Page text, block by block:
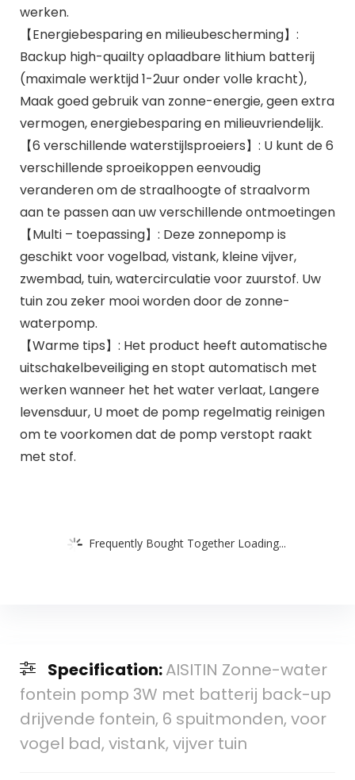
werken.
【Energiebesparing en milieubescherming】:
Backup high-quailty oplaadbare lithium batterij
(maximale werktijd 1-2uur onder volle kracht),
Maak goed gebruik van zonne-energie, geen extra
vermogen, energiebesparing en milieuvriendelijk.
【6 verschillende waterstijlsproeiers】: U kunt de 6
verschillende sproeikoppen eenvoudig
veranderen om de straalhoogte of straalvorm
aan te passen aan uw verschillende ontmoetingen
【Multi – toepassing】: Deze zonnepomp is
geschikt voor vogelbad, vistank, kleine vijver,
zwembad, tuin, watercirculatie voor zuurstof. Uw
tuin zou zeker mooi worden door de zonne-
waterpomp.
【Warme tips】: Het product heeft automatische
uitschakelbeveiliging en stopt automatisch met
werken wanneer het het water verlaat, Langere
levensduur, U moet de pomp regelmatig reinigen
om te voorkomen dat de pomp verstopt raakt
met stof.
Frequently Bought Together Loading...
Specification:AISITIN Zonne-water
fontein pomp 3W met batterij back-up
drijvende fontein, 6 spuitmonden, voor
vogel bad, vistank, vijver tuin